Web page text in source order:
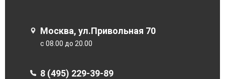
Москва, ул.Привольная 70
с 08.00 до 20.00
8 (495) 229-39-89